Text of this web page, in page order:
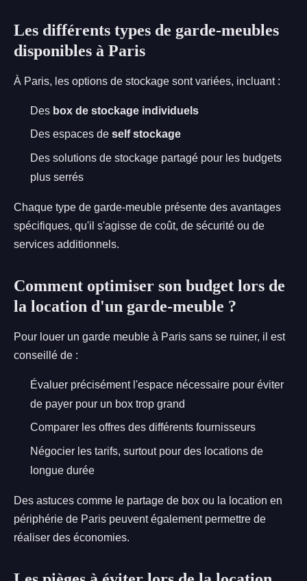
Les différents types de garde-meubles
disponibles à Paris
À Paris, les options de stockage sont variées, incluant :
Des box de stockage individuels
Des espaces de self stockage
Des solutions de stockage partagé pour les budgets
plus serrés
Chaque type de garde-meuble présente des avantages
spécifiques, qu'il s'agisse de coût, de sécurité ou de
services additionnels.
Comment optimiser son budget lors de
la location d'un garde-meuble ?
Pour louer un garde meuble à Paris sans se ruiner, il est
conseillé de :
Évaluer précisément l'espace nécessaire pour éviter
de payer pour un box trop grand
Comparer les offres des différents fournisseurs
Négocier les tarifs, surtout pour des locations de
longue durée
Des astuces comme le partage de box ou la location en
périphérie de Paris peuvent également permettre de
réaliser des économies.